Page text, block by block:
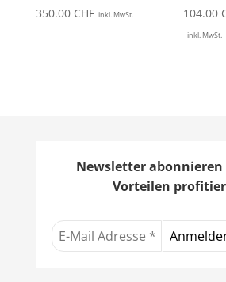
350.00 CHF inkl. MwSt. 104.00
inkl. MwSt.
Newsletter
Vorteilen